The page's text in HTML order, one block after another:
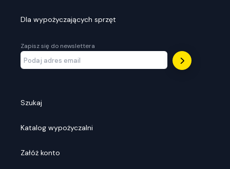
Dla wypożyczających sprzęt
Zapisz się do newslettera
Szukaj
Katalog wypożyczalni
Załóż konto